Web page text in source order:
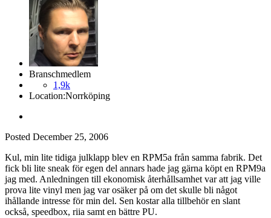
Branschmedlem
1,9k
Location:Norrköping
Posted December 25, 2006
Kul, min lite tidiga julklapp blev en RPM5a från samma fabrik. Det
fick bli lite sneak för egen del annars hade jag gärna köpt en RPM9a
jag med. Anledningen till ekonomisk återhållsamhet var att jag ville
prova lite vinyl men jag var osäker på om det skulle bli något
ihållande intresse för min del. Sen kostar alla tillbehör en slant
också, speedbox, riia samt en bättre PU.